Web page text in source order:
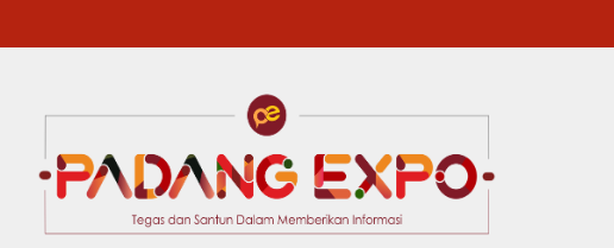
Padang
Expo
Tegas
dan
Santun
Memberikan
Informasi